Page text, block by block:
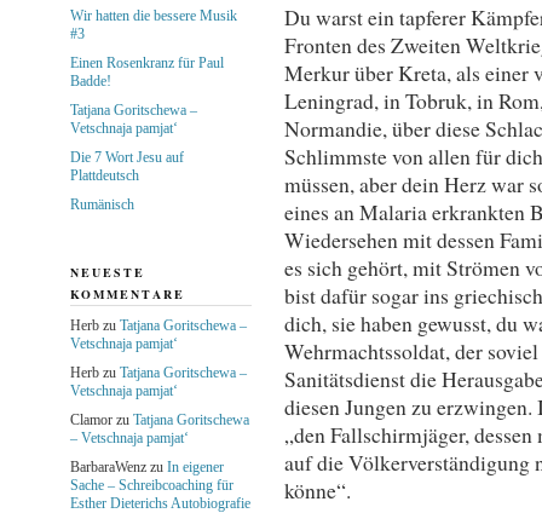
Du warst ein tapferer
Fronten des Zweiten
Merkur über Kreta, als einer
Leningrad, in Tobruk, in
Normandie, über diese
Schlimmste von allen für
müssen, aber dein Herz war
eines an Malaria erkrankten
Wiedersehen mit dessen
es sich gehört, mit Strömen
bist dafür sogar ins
dich, sie haben gewusst, du
Wehrmachtssoldat, der
Sanitätsdienst die
diesen Jungen zu
„den Fallschirmjäger,
auf die Völkerverständigung
könne“.
Wir hatten die bessere Musik
#3
Einen Rosenkranz für Paul
Badde!
Tatjana Goritschewa –
Vetschnaja pamjat‘
Die 7 Wort Jesu auf
Plattdeutsch
Rumänisch
NEUESTE
KOMMENTARE
Herbzu Tatjana Goritschewa –
Vetschnaja pamjat‘
Herbzu Tatjana Goritschewa –
Vetschnaja pamjat‘
Clamorzu Tatjana Goritschewa
– Vetschnaja pamjat‘
BarbaraWenzzu In eigener
Sache – Schreibcoaching für
Esther Dieterichs Autobiografie